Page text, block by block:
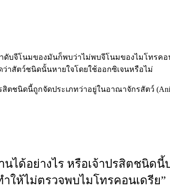
ดับจีโนมของมันก็พบว่าไม่พบจีโนมของไมโทรคอ
ว่าสัตว์ชนิดนั้นหายใจโดยใช้ออกซิเจนหรือไม่
สิตชนิดนี้ถูกจัดประเภทว่าอยู่ในอาณาจักรสัตว์
ได้อย่างไร หรือเจ้าปรสิตชนิด
ให้ไม่ตรวจพบไมโทรคอนเดรีย”